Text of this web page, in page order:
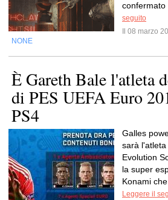
confermato
seguito
Il 08 marzo
NONE
È Gareth Bale l'atleta
di PES UEFA Euro
PS4
Galles
sarà
Evolution
la super
Konami
Leggere il